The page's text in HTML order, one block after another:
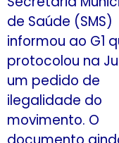
de Saúde (SMS)
informou ao G1
protocolou na
um pedido de
ilegalidade do
movimento. O